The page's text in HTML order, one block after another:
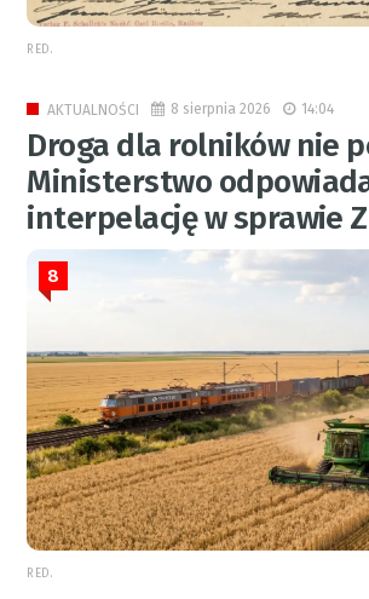
RED.
AKTUALNOŚCI 8 sierpnia 2026 14:04
Droga dla rolników nie
Ministerstwo
interpelację w sprawie
8
RED.